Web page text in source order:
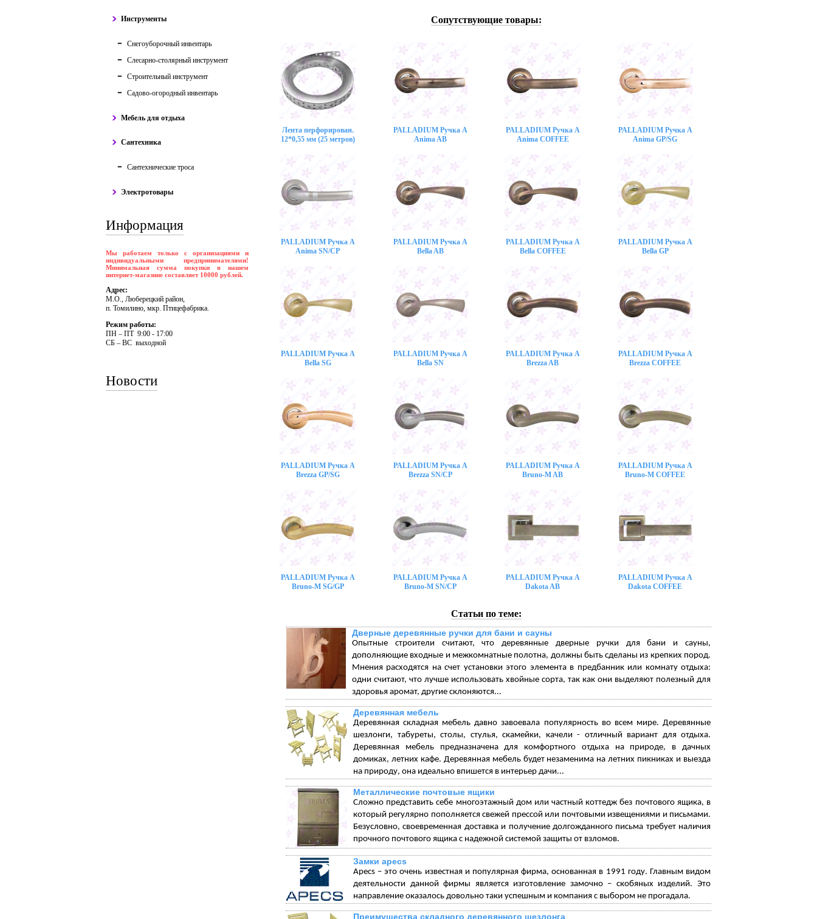
Инструменты
Снегоуборочный инвентарь
Слесарно-столярный инструмент
Строительный инструмент
Садово-огородный инвентарь
Мебель для отдыха
Сантехника
Сантехнические троса
Электротовары
Информация
Мы работаем только с организациями и
индивидуальными предпринимателями!
Минимальная сумма покупки в нашем
интернет-магазине составляет 10000 рублей.
Адрес:
М.О., Люберецкий район,
п. Томилино, мкр. Птицефабрика.
Режим работы:
ПH – ПT 9:00 - 17:00
CБ – BC выходной
Новости
Сопутствующие товары:
Лента перфорирован.
12*0,55 мм (25 метров)
PALLADIUM Ручка A
Anima AB
PALLADIUM Ручка A
Anima COFFEE
PALLADIUM Ручка A
Anima GP/SG
PALLADIUM Ручка A
Anima SN/CP
PALLADIUM Ручка A
Bella AB
PALLADIUM Ручка A
Bella COFFEE
PALLADIUM Ручка A
Bella GP
PALLADIUM Ручка A
Bella SG
PALLADIUM Ручка A
Bella SN
PALLADIUM Ручка A
Brezza AB
PALLADIUM Ручка A
Brezza COFFEE
PALLADIUM Ручка A
Brezza GP/SG
PALLADIUM Ручка A
Brezza SN/CP
PALLADIUM Ручка A
Bruno-M AB
PALLADIUM Ручка A
Bruno-M COFFEE
PALLADIUM Ручка A
Bruno-M SG/GP
PALLADIUM Ручка A
Bruno-M SN/CP
PALLADIUM Ручка A
Dakota AB
PALLADIUM Ручка A
Dakota COFFEE
Статьи по теме:
Дверные деревянные ручки для бани и сауны
Опытные строители считают, что деревянные дверные ручки для бани и сауны,
дополняющие входные и межкомнатные полотна, должны быть сделаны из крепких пород.
Мнения расходятся на счет установки этого элемента в предбанник или комнату отдыха:
одни считают, что лучше использовать хвойные сорта, так как они выделяют полезный для
здоровья аромат, другие склоняются...
Деревянная мебель
Деревянная складная мебель давно завоевала популярность во всем мире. Деревянные
шезлонги, табуреты, столы, стулья, скамейки, качели - отличный вариант для отдыха.
Деревянная мебель предназначена для комфортного отдыха на природе, в дачных
домиках, летних кафе. Деревянная мебель будет незаменима на летних пикниках и выезда
на природу, она идеально впишется в интерьер дачи...
Металлические почтовые ящики
Сложно представить себе многоэтажный дом или частный коттедж без почтового ящика, в
который регулярно пополняется свежей прессой или почтовыми извещениями и письмами.
Безусловно, своевременная доставка и получение долгожданного письма требует наличия
прочного почтового ящика с надежной системой защиты от взломов.
Замки apecs
Apecs – это очень известная и популярная фирма, основанная в 1991 году. Главным видом
деятельности данной фирмы является изготовление замочно – скобяных изделий. Это
направление оказалось довольно таки успешным и компания с выбором не прогадала.
Преимущества складного деревянного шезлонга